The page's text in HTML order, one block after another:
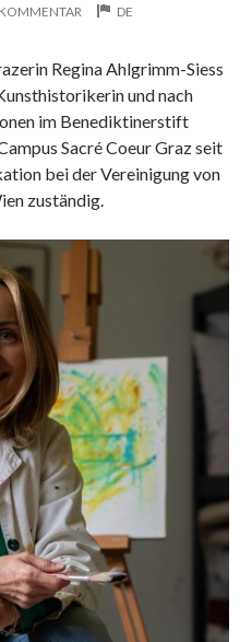
DE
Regina Ahlgrimm-Siess
und nach
im Benediktinerstift
Sacré Coeur Graz seit
bei der Vereinigung von
zuständig.